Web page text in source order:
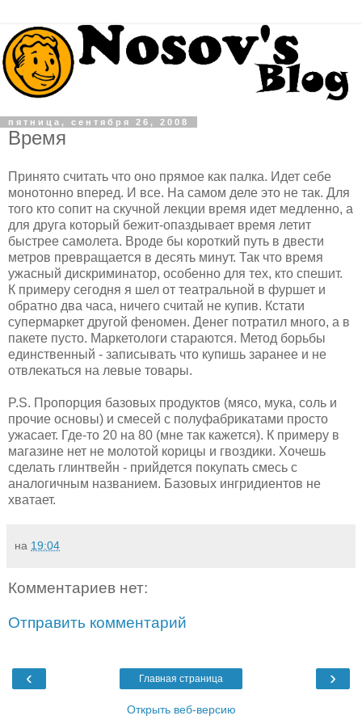
пятница, сентября 26, 2008
Время
Принято считать что оно прямое как палка. Идет себе
монотонно вперед. И все. На самом деле это не так. Для
того кто сопит на скучной лекции время идет медленно, а
для друга который бежит-опаздывает время летит
быстрее самолета. Вроде бы короткий путь в двести
метров превращается в десять минут. Так что время
ужасный дискриминатор, особенно для тех, кто спешит.
К примеру сегодня я шел от театральной в фуршет и
обратно два часа, ничего считай не купив. Кстати
супермаркет другой феномен. Денег потратил много, а в
пакете пусто. Маркетологи стараются. Метод борьбы
единственный - записывать что купишь заранее и не
отвлекаться на левые товары.
P.S. Пропорция базовых продуктов (мясо, мука, соль и
прочие основы) и смесей с полуфабрикатами просто
ужасает. Где-то 20 на 80 (мне так кажется). К примеру в
магазине нет не молотой корицы и гвоздики. Хочешь
сделать глинтвейн - прийдется покупать смесь с
аналогичным названием. Базовых ингридиентов не
хватает.
на 19:04
Комментариев нет:
Отправить комментарий
‹ ›
Главная страница
Открыть веб-версию